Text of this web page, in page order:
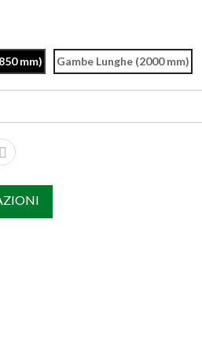
mm) Gambe Lunghe (2000 mm)